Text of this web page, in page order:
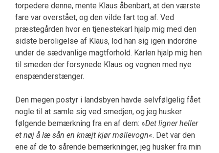
torpedere denne, mente Klaus åbenbart, at den værste
fare var overstået, og den vilde fart tog af. Ved
præstegården hvor en tjenestekarl hjalp mig med den
sidste beroligelse af Klaus, lod han sig igen indordne
under de sædvanlige magtforhold. Karlen hjalp mig hen
til smeden der forsynede Klaus og vognen med nye
enspænderstænger.
Den megen postyr i landsbyen havde selvfølgelig fået
nogle til at samle sig ved smedjen, og jeg husker
følgende bemærkning fra en af dem: »Det ligner heller
et nøj å læ sån en knæjt kjør møllevogn«. Det var den
ene af de to sårende bemærkninger, jeg husker fra min